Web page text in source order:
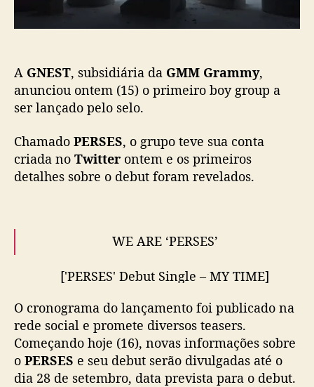
i
v
o
g
r
o
E
S
S
A GNEST, subsidiária da GMM Grammy,
anunciou ontem (15) o primeiro boy group a
ser lançado pelo selo.
Chamado PERSES, o grupo teve sua conta
criada no Twitter ontem e os primeiros
detalhes sobre o debut foram revelados.
WE ARE ‘PERSES’
['PERSES' Debut Single – MY TIME]
เซส #PERSES_MYTIME #GNEST
#GMMGrammy pic.twitter.com/1srFlvxmL1
— PERSES (@perses_official)September 16,
2022
O cronograma do lançamento foi publicado na
rede social e promete diversos teasers.
Começando hoje (16), novas informações sobre
o PERSES e seu debut serão divulgadas até o
dia 28 de setembro, data prevista para o debut.